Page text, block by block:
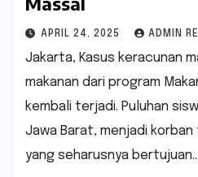
APRIL 24, 2025 ADMIN
Jakarta, Kasus keracunan
makanan dari program
kembali terjadi. Puluhan
Jawa Barat, menjadi
yang seharusnya bertujuan…